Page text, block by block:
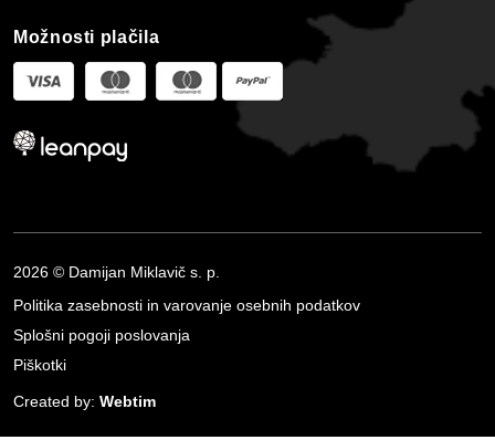
Možnosti plačila
2026 © Damijan Miklavič s. p.
Politika zasebnosti in varovanje osebnih podatkov
Splošni pogoji poslovanja
Piškotki
Created by: Webtim